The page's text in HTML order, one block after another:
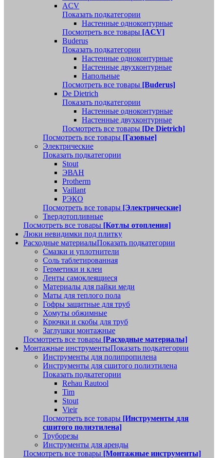
ACV
Показать подкатегории
Настенные одноконтурные
Посмотреть все товары [ACV]
Buderus
Показать подкатегории
Настенные одноконтурные
Настенные двухконтурные
Напольные
Посмотреть все товары [Buderus]
De Dietrich
Показать подкатегории
Настенные одноконтурные
Настенные двухконтурные
Посмотреть все товары [De Dietrich]
Посмотреть все товары [Газовые]
Электрические
Показать подкатегории
Stout
ЭВАН
Protherm
Vaillant
РЭКО
Посмотреть все товары [Электрические]
Твердотопливные
Посмотреть все товары [Котлы отопления]
Люки невидимки под плитку
Расходные материалыПоказать подкатегории
Смазки и уплотнители
Соль таблетированная
Герметики и клеи
Ленты самоклеящиеся
Материалы для пайки меди
Маты для теплого пола
Гофры защитные для труб
Хомуты обжимные
Крючки и скобы для труб
Заглушки монтажные
Посмотреть все товары [Расходные материалы]
Монтажные инструментыПоказать подкатегории
Инструменты для полипропилена
Инструменты для сшитого полиэтилена
Показать подкатегории
Rehau Rautool
Tim
Stout
Vieir
Посмотреть все товары [Инструменты для
сшитого полиэтилена]
Труборезы
Инструменты для аренды
Посмотреть все товары [Монтажные инструменты]